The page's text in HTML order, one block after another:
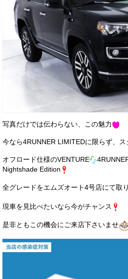
写真だけでは伝わらない、この魅力
今なら4RUNNER LIMITEDに限らず、
オフロード仕様のVENTURE
Nightshade Edition
全グレードをエムズオート4号店にて取
現車を見比べたいなら今がチャンス
是非ともこの機会にご来店下さいませ